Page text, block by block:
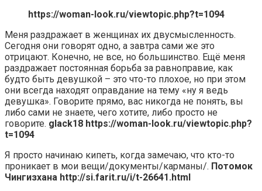
https://woman-look.ru/viewtopic.php?t=1094
Меня раздражает в женщинах их двусмысленность.
Сегодня они говорят одно, а завтра сами же это
отрицают. Конечно, не все, но большинство. Ещё меня
раздражает постоянная борьба за равноправие, как
будто быть девушкой – это что-то плохое, но при этом
они всегда находят оправдание на тему «ну я ведь
девушка». Говорите прямо, вас никогда не понять, вы
либо сами не знаете, чего хотите, либо просто не
говорите. glack18 https://woman-look.ru/viewtopic.php?
t=1094
Я просто начинаю кипеть, когда замечаю, что кто-то
проникает в мои вещи/документы/карманы/. Потомок
Чингизхана http://si.farit.ru/i/t-26641.html